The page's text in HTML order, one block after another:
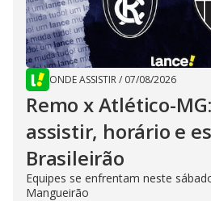
ONDE ASSISTIR/ 07/08/2026
Remo x Atlético-
assistir, horário e
Brasileirão
Equipes se enfrentam neste
Mangueirão